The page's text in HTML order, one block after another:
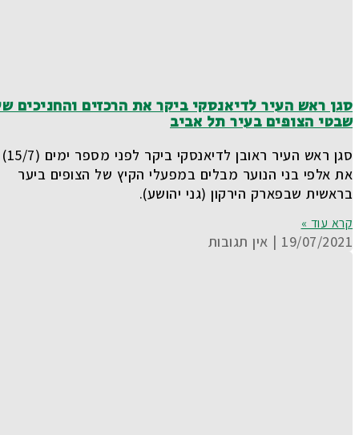
סגן ראש העיר לדיאנסקי ביקר את הרכזים והחניכים של
שבטי הצופים בעיר תל אביב
סגן ראש העיר ראובן לדיאנסקי ביקר לפני מספר ימים (15/7)
את אלפי בני הנוער מבלים במפעלי הקיץ של הצופים ביער
בראשית שבפארק הירקון (גני יהושע).
קרא עוד »
19/07/2021 אין תגובות